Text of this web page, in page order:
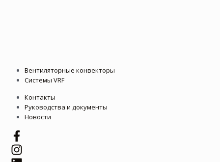
Вентиляторные конвекторы
Системы VRF
Контакты
Руководства и документы
Новости